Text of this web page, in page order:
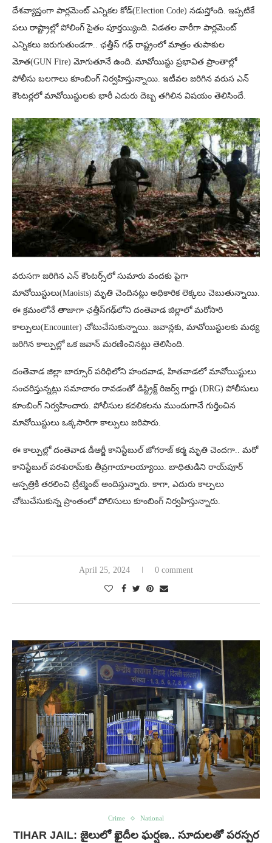
దేశవ్యాప్తంగా పార్లమెంట్ ఎన్నికల కోడ్(Election Code) నడుస్తోంది. ఇప్పటికే
పలు రాష్ట్రాల్లో పోలింగ్ సైతం పూర్తయ్యింది. విడతల వారీగా పార్లమెంట్
ఎన్నికలు జరుగుతుండగా.. ఛత్తీస్ గఢ్ రాష్ట్రంలో మాత్రం తుపాకుల
మోత(GUN Fire) మోగుతూనే ఉంది. మావోయిస్టు ప్రభావిత ప్రాంతాల్లో
పోలీసు బలగాలు కూంబింగ్ నిర్వహిస్తున్నాయి. ఇటీవల జరిగిన వరుస ఎన్
కౌంటర్లలో మావోయిస్టులకు భారీ ఎదురు దెబ్బ తగిలిన విషయం తెలిసిందే.
వరుసగా జరిగిన ఎన్‌‌ కౌంటర్స్‌లో సుమారు వందకు పైగా
మావోయిస్టులు(Maoists) మృతి చెందినట్లు అధికారిక లెక్కలు చెబుతున్నాయి.
ఈ క్రమంలోనే తాజాగా ఛత్తీస్‌గఢ్‌లోని దంతెవాడ జిల్లాలో మరోసారి
కాల్పులు(Encounter) చోటుచేసుకున్నాయి. జవాన్లకు, మావోయిస్టులకు మధ్య
జరిగిన కాల్పుల్లో ఒక జవాన్ మరణించినట్లు తెలిసింది.
దంతెవాడ జిల్లా బార్సూర్ పరిధిలోని హందవాడ, హితవాడలో మావోయిస్టులు
సంచరిస్తున్నట్లు సమాచారం రావడంతో డిస్ట్రిక్ట్ రిజర్వ్ గార్డు (DRG) పోలీసులు
కూంబింగ్ నిర్వహించారు. పోలీసుల కదలికలను ముందుగానే గుర్తించిన
మావోయిస్టులు ఒక్కసారిగా కాల్పులు జరిపారు.
ఈ కాల్పుల్లో దంతెవాడ డీఆర్జీ కానిస్టేబుల్ జోగరాజ్ కర్మ మృతి చెందగా.. మరో
కానిస్టేబుల్‌ పరశురామ్‌కు తీవ్రగాయాలయ్యాయి. బాధితుడిని రాయ్‌పూర్
ఆస్పత్రికి తరలించి ట్రీట్మెంట్ అందిస్తున్నారు. కాగా, ఎదురు కాల్పలు
చోటుచేసుకున్న ప్రాంతంలో పోలిసులు కూంబింగ్ నిర్వహిస్తున్నారు.
April 25, 2024 0 comment
Crime National
TIHAR JAIL: జైలులో ఖైదీల ఘర్షణ.. సూదులతో పరస్పర